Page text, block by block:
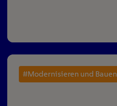
#Modernisieren und Bauen